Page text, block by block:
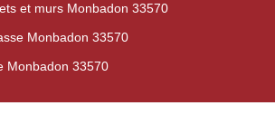
et murs Monbadon 33570
Monbadon 33570
Monbadon 33570